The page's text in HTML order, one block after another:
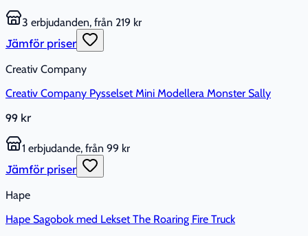
3 erbjudanden, från 219 kr
Jämför priser
Creativ Company
Creativ Company Pysselset Mini Modellera Monster Sally
99 kr
1 erbjudande, från 99 kr
Jämför priser
Hape
Hape Sagobok med Lekset The Roaring Fire Truck